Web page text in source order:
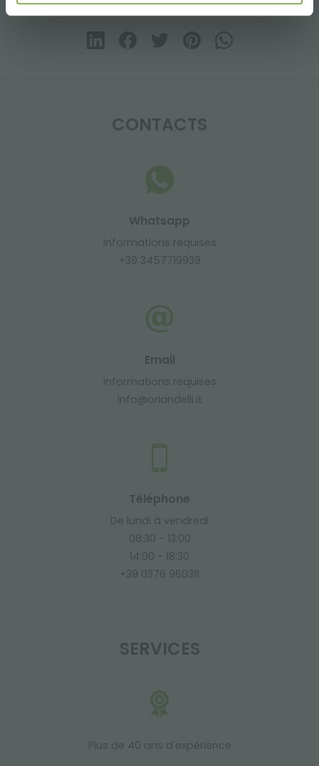
partager
CONTACTS
Whatsapp
Informations requises
+39 3457719939
Email
Informations requises
info@orlandelli.it
Téléphone
De lundi à vendredi
08:30 - 13:00
14:00 - 18:30
+39 0376 960311
SERVICES
Plus de 40 ans d'expérience